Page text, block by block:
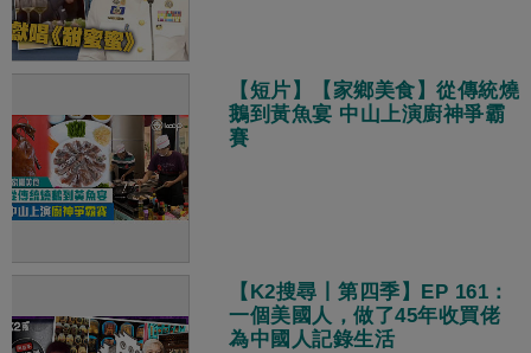
【短片】【家鄉美食】從傳統燒
鵝到黃魚宴 中山上演廚神爭霸
賽
【K2搜尋丨第四季】EP 161：
一個美國人，做了45年收買佬
為中國人記錄生活